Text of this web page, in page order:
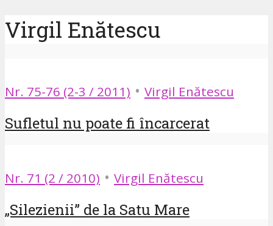
Virgil Enătescu
Nr. 75-76 (2-3 / 2011) • Virgil Enătescu
Sufletul nu poate fi încarcerat
Nr. 71 (2 / 2010) • Virgil Enătescu
„Silezienii” de la Satu Mare